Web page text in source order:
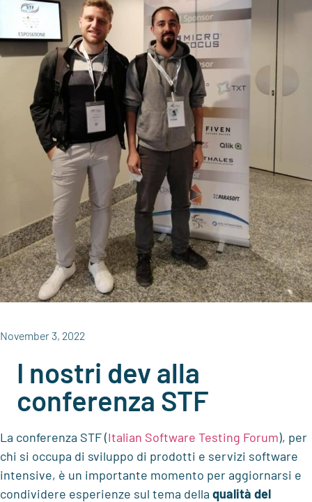
November 3, 2022
I nostri dev alla
conferenza STF
La conferenza STF (Italian Software Testing Forum), per
chi si occupa di sviluppo di prodotti e servizi software
intensive, è un importante momento per aggiornarsi e
condividere esperienze sul tema della qualità del